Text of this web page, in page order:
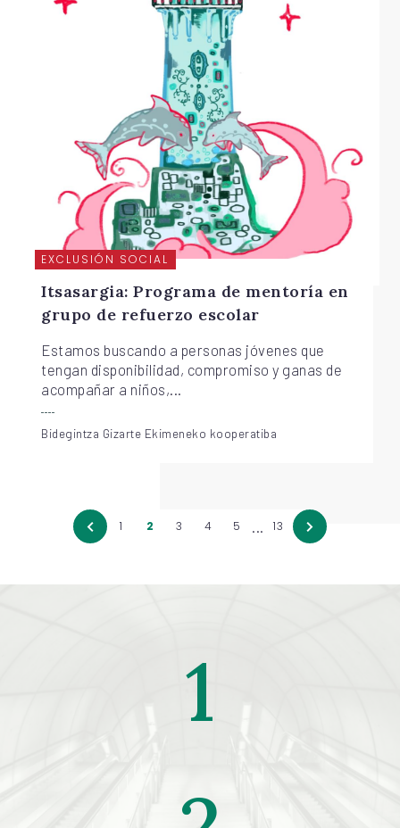
EXCLUSIÓN SOCIAL
Itsasargia: Programa de mentoría en
grupo de refuerzo escolar
Estamos buscando a personas jóvenes que
tengan disponibilidad, compromiso y ganas de
acompañar a niños,...
Bidegintza Gizarte Ekimeneko kooperatiba
1 2 3 4 5 ... 13
1